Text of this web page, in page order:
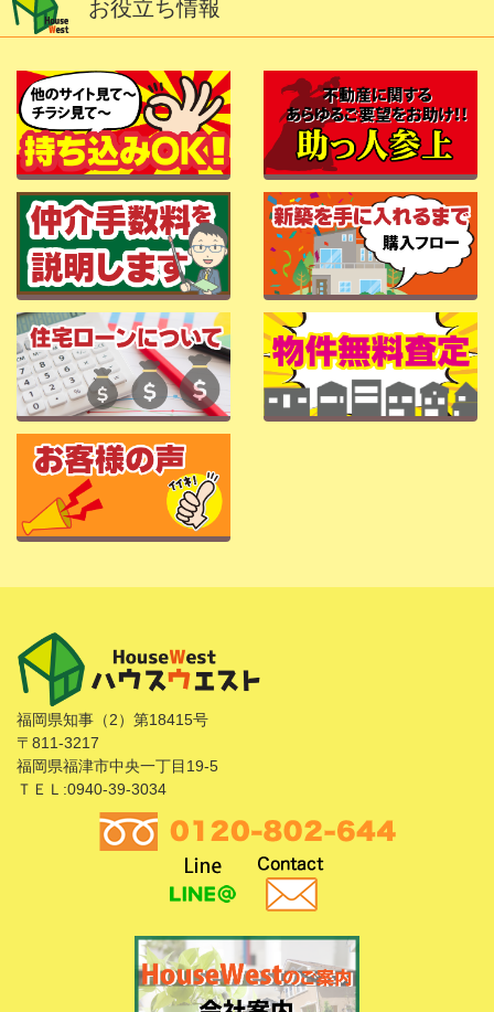
お役立ち情報
福岡県知事（2）第18415号
〒811-3217
福岡県福津市中央一丁目19-5
ＴＥＬ:0940-39-3034